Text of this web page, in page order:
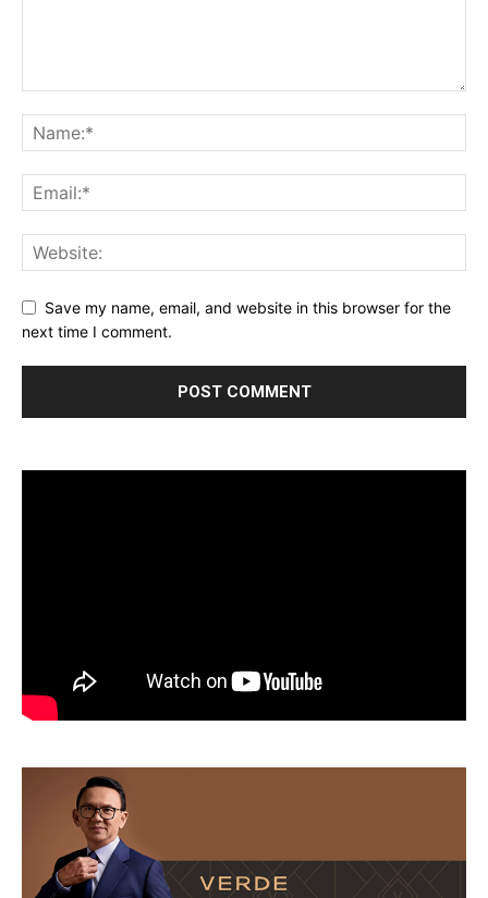
Save my name, email, and website in this browser for the
next time I comment.